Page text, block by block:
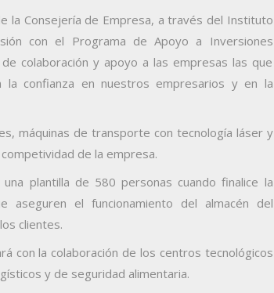
la Consejería de Empresa, a través del Instituto
con el Programa de Apoyo a Inversiones
colaboración y apoyo a las empresas las que
la confianza en nuestros empresarios y en la
máquinas de transporte con tecnología láser y
de la empresa.
plantilla de 580 personas cuando finalice la
aseguren el funcionamiento del almacén del
clientes.
con la colaboración de los centros tecnológicos
y de seguridad alimentaria.